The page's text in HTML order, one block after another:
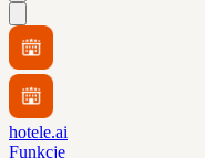
hotele.ai
Funkcje